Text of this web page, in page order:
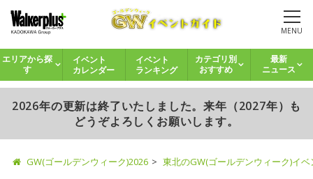
MENU
エリアから探
す
イベント
カレンダー
イベント
ランキング
カテゴリ別
おすすめ
最新
ニュース
2026年の更新は終了いたしました。来年（2027年）も
どうぞよろしくお願いします。
GW(ゴールデンウィーク)2026 東北のGW(ゴールデンウィーク)イ